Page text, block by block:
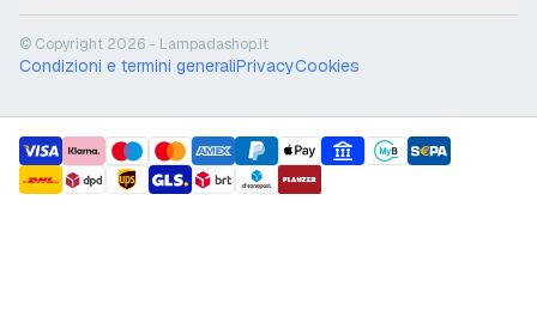
© Copyright 2026 - Lampadashop.it
Condizioni e termini generaliPrivacyCookies
payment methods
shipment methods